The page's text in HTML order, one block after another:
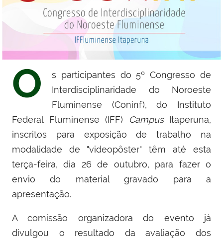
O
s participantes do 5º Congresso de
Interdisciplinaridade do Noroeste
Fluminense (Coninf), do Instituto
Federal Fluminense (IFF)
CampusItaperuna,
inscritos para exposição de trabalho na
modalidade de "videopôster" têm até esta
terça-feira, dia 26 de outubro, para fazer o
envio do material gravado para a
apresentação.
A comissão organizadora do evento já
divulgou o resultado da avaliação dos